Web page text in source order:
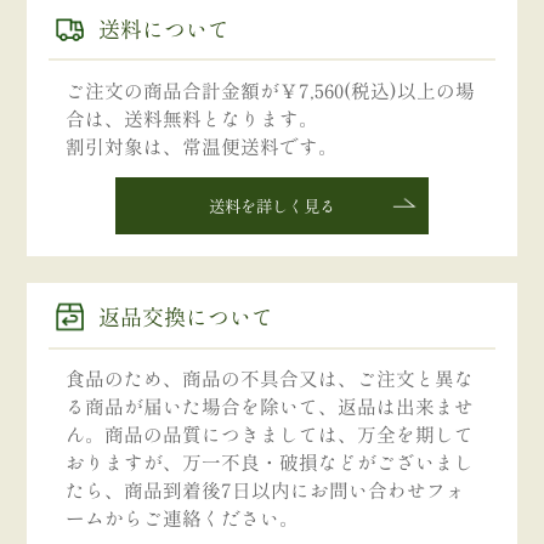
送料について
ご注文の商品合計金額が￥7,560(税込)以上の場
合は、送料無料となります。
割引対象は、常温便送料です。
送料を詳しく見る
返品交換について
食品のため、商品の不具合又は、ご注文と異な
る商品が届いた場合を除いて、返品は出来ませ
ん。商品の品質につきましては、万全を期して
おりますが、万一不良・破損などがございまし
たら、商品到着後7日以内にお問い合わせフォ
ームからご連絡ください。